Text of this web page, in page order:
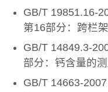
GB/T 19851.16-
第16部分：跨栏
GB/T 14849.3-
部分：钙含量的
GB/T 14663-